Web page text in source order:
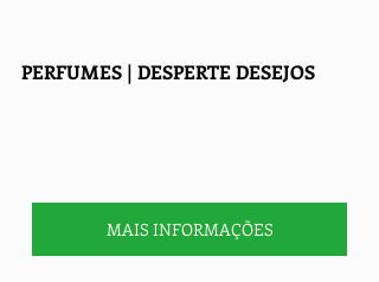
PERFUMES | DESPERTE DESEJOS
MAIS INFORMAÇÕES